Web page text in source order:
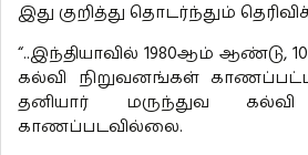
இது குறித்து தொடர்ந்தும்
“..இந்தியாவில் 1980ஆம் ஆண்டு,
கல்வி நிறுவனங்கள்
தனியார் மருந்துவ கல்வி
காணப்படவில்லை.